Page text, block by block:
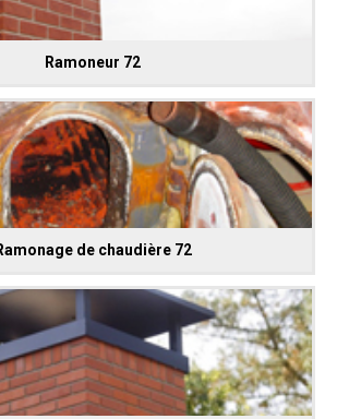
Ramoneur 72
de chaudière 72